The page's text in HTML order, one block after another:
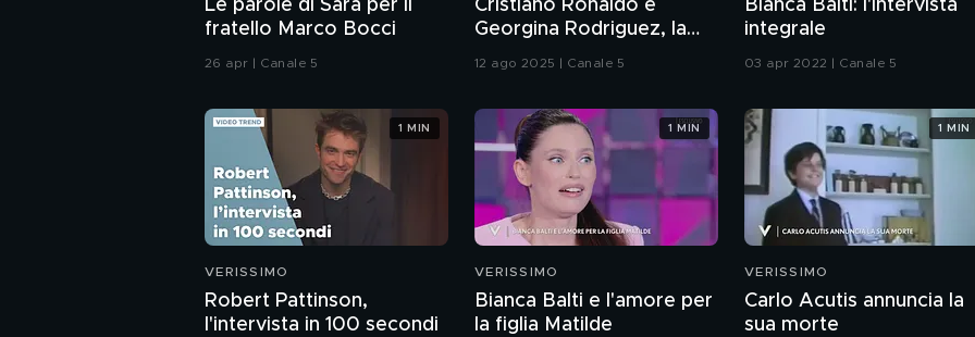
Le parole di Sara per il
fratello Marco Bocci
26 apr | Canale 5
Cristiano Ronaldo e
Georgina Rodriguez, la
storia d'amore
12 ago 2025 | Canale 5
Bianca Balti: l'intervista
integrale
03 apr 2022 | Canale 5
VERISSIMO
Robert Pattinson,
l'intervista in 100 secondi
1 MIN
VERISSIMO
Bianca Balti e l'amore per
la figlia Matilde
1 MIN
VERISSIMO
Carlo Acutis annuncia la
sua morte
1 MIN